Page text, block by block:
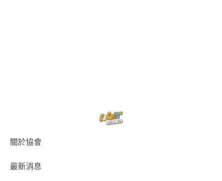
關於協會
最新消息